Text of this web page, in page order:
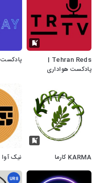
Tehran Reds |
پادکست هواداری
پادکست MAYDAY
KARMA کارما نیک‌ آوا